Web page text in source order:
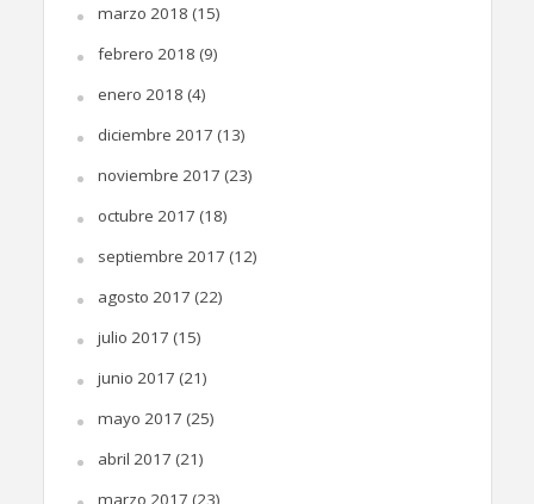
marzo 2018 (15)
febrero 2018 (9)
enero 2018 (4)
diciembre 2017 (13)
noviembre 2017 (23)
octubre 2017 (18)
septiembre 2017 (12)
agosto 2017 (22)
julio 2017 (15)
junio 2017 (21)
mayo 2017 (25)
abril 2017 (21)
marzo 2017 (23)